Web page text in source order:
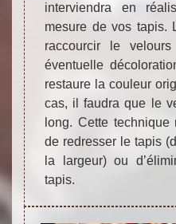
interviendra en
mesure de vos tapis.
raccourcir le
éventuelle
restaure la couleur
cas, il faudra que le
long. Cette
de redresser le tapis
la largeur) ou
tapis.